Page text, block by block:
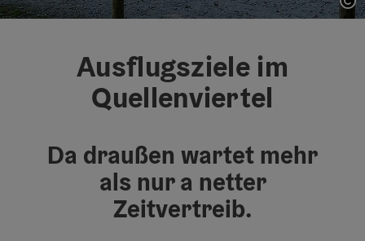
Ausflugsziele im
Quellenviertel
Da draußen wartet mehr
als nur a netter
Zeitvertreib.